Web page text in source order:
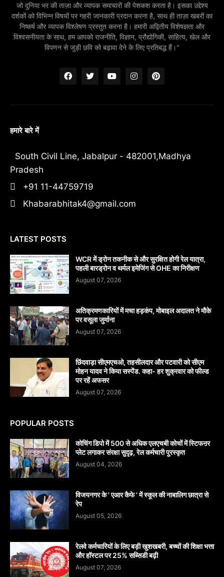
जो दुनिया भर की ताज़ा और व्यापक समाचारों की पेशकश करता है। इसका उद्देश्य
दर्शकों को विभिन्न विषयों पर गहरी जानकारी प्रदान करना है, साथ ही ताज़ा खबरों का
निष्कर्ष और व्यापक विश्लेषण प्रस्तुत करना है। हमारी अद्वितीय विशेषज्ञता और
विश्वसनीयता के साथ, हम आपको राजनीति, विज्ञान, प्रौद्योगिकी, साहित्य, खेल और
विपणन से जुड़ी छवि को बढ़ावा देने के लिए प्रतिबद्ध हैं।"
हमारे बारे में
South Civil Line, Jabalpur - 482001,Madhya
Pradesh
+91 11-44759719
Khabarabhitak4@gmail.com
LATEST POSTS
WCR में ड्रोन तकनीक से और सुरक्षित होगी रेल यात्रा,
पहली बारड्रोन व थर्मल इमेजिंग से OHE का निरीक्षण
August 07, 2026
अतिक्रमणकारियों में मचा हड़कंप, मोबाइल अदालत ने मौके
पर वसूला जुर्माना
August 07, 2026
छिंदवाड़ा सीएमएचओ, तहसीलदार और पटवारी को सीएम
मोहन यादव ने किया सस्पेंड. कहा- हर शुक्रवार को फील्ड
पर रहें अफसर
August 07, 2026
POPULAR POSTS
कोचिंग डिपो में 500 से अधिक एलएचबी कोचों में स्टिफऩर
प्लेट लगाकर संरक्षा सुदृढ़, रेल कर्मचारी पुरस्कृत
August 04, 2026
विजयनगर के ' एआर कैफे ' में स्कूल की नाबालिग छात्रा से
रेप
August 05, 2026
रेलवे कर्मचारियों के लिए बड़ी खुशखबरी, बच्चों की शिक्षा भत्ता
और हॉस्टल पर 25% सब्सिडी बढ़ी
August 07, 2026